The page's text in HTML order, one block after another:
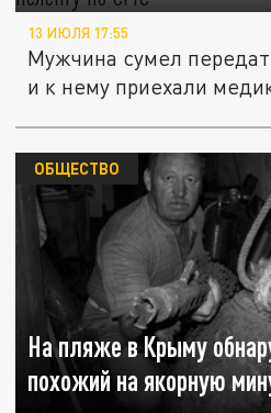
13 ИЮЛЯ 17:55
Мужчина сумел
и к нему приехали
На пляже в Крыму
похожий на якорную
ОБЩЕСТВО